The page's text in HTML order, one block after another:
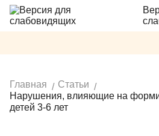
Главная
Статьи
Нарушения, влияющие на
детей 3-6 лет